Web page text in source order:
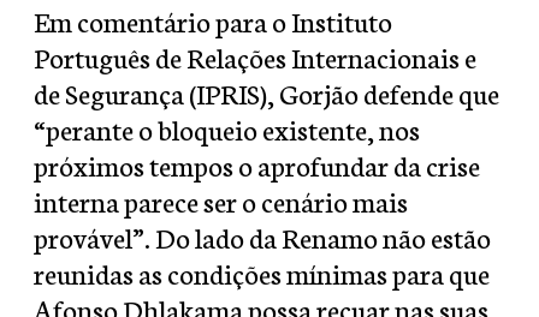
Em comentário para o Instituto
Português de Relações Internacionais e
de Segurança (IPRIS), Gorjão defende que
“perante o bloqueio existente, nos
próximos tempos o aprofundar da crise
interna parece ser o cenário mais
provável”. Do lado da Renamo não estão
reunidas as condições mínimas para que
Afonso Dhlakama possa recuar nas suas